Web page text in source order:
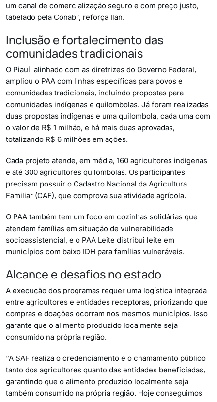
um canal de comercialização seguro e com preço justo,
tabelado pela Conab”, reforça Ilan.
Inclusão e fortalecimento das
comunidades tradicionais
O Piauí, alinhado com as diretrizes do Governo Federal,
ampliou o PAA com linhas específicas para povos e
comunidades tradicionais, incluindo propostas para
comunidades indígenas e quilombolas. Já foram realizadas
duas propostas indígenas e uma quilombola, cada uma com
o valor de R$ 1 milhão, e há mais duas aprovadas,
totalizando R$ 6 milhões em ações.
Cada projeto atende, em média, 160 agricultores indígenas
e até 300 agricultores quilombolas. Os participantes
precisam possuir o Cadastro Nacional da Agricultura
Familiar (CAF), que comprova sua atividade agrícola.
O PAA também tem um foco em cozinhas solidárias que
atendem famílias em situação de vulnerabilidade
socioassistencial, e o PAA Leite distribui leite em
municípios com baixo IDH para famílias vulneráveis.
Alcance e desafios no estado
A execução dos programas requer uma logística integrada
entre agricultores e entidades receptoras, priorizando que
compras e doações ocorram nos mesmos municípios. Isso
garante que o alimento produzido localmente seja
consumido na própria região.
“A SAF realiza o credenciamento e o chamamento público
tanto dos agricultores quanto das entidades beneficiadas,
garantindo que o alimento produzido localmente seja
também consumido na própria região. Hoje conseguimos